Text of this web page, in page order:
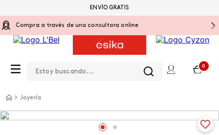
Compra a través de una consultora online
0
ENVÍO GRATIS
Joyería